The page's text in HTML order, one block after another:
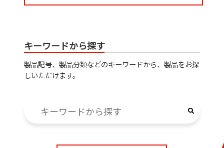
キーワードから探す
製品記号、製品分類などのキーワードから、製品をお探
しいただけます。